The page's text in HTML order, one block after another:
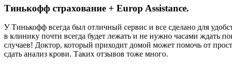
Тинькофф страхование + Europ Assistance.
У Тинькофф всегда был отличный сервис и все сделано для
в клинику почти всегда будет лежать и не нужно часами ждать
случаев! Доктор, который приходит домой может помочь от
сдать анализ крови. Таких отзывов тоже много.